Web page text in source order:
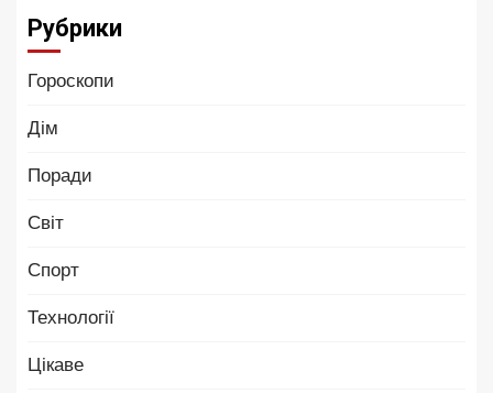
Рубрики
Гороскопи
Дім
Поради
Світ
Спорт
Технології
Цікаве